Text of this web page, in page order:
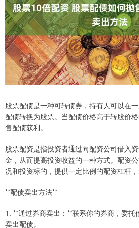
股票配债是一种可转债券，持有人可以在
配债转换为股票。当配债价格高于转股价
售配债获利。
股票配资是指投资者通过向配资公司借入
金，从而提高投资收益的一种方式。配资
况和投资标的，提供一定比例的配资杠杆，
**配债卖出方法**
1. **通过券商卖出：**联系你的券商，委
卖出配债。